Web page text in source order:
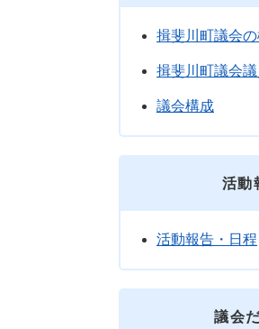
揖斐川町議会
揖斐川町議会
議会構成
活動
活動報告・日程
議会